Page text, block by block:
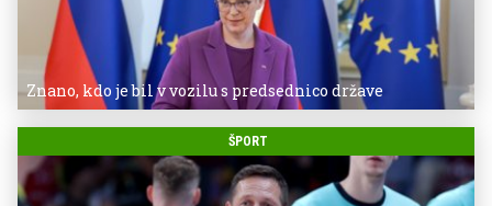
Znano, kdo je bil v vozilu s predsednico države
ŠPORT